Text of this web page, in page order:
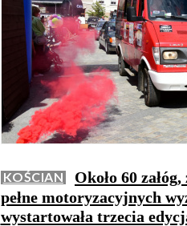
KOŚCIAN
Około 60
pełne motoryzacyjnych
wystartowała trzecia